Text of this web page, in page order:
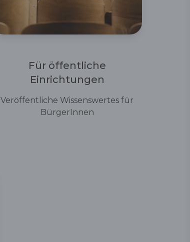
Für öffentliche
Einrichtungen
Veröffentliche Wissenswertes für
BürgerInnen